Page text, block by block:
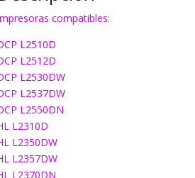
compatibles:
L2510D
L2512D
L2530DW
L2537DW
L2550DN
L2310D
L2350DW
L2357DW
L2370DN